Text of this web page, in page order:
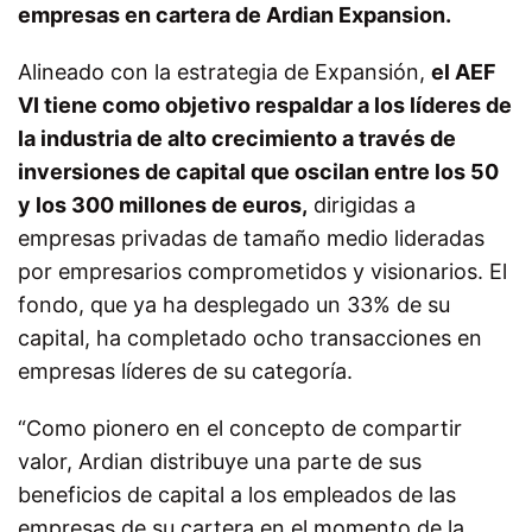
empresas en cartera de Ardian Expansion.
Alineado con la estrategia de Expansión, el AEF
VI tiene como objetivo respaldar a los líderes de
la industria de alto crecimiento a través de
inversiones de capital que oscilan entre los 50
y los 300 millones de euros, dirigidas a
empresas privadas de tamaño medio lideradas
por empresarios comprometidos y visionarios. El
fondo, que ya ha desplegado un 33% de su
capital, ha completado ocho transacciones en
empresas líderes de su categoría.
“Como pionero en el concepto de compartir
valor, Ardian distribuye una parte de sus
beneficios de capital a los empleados de las